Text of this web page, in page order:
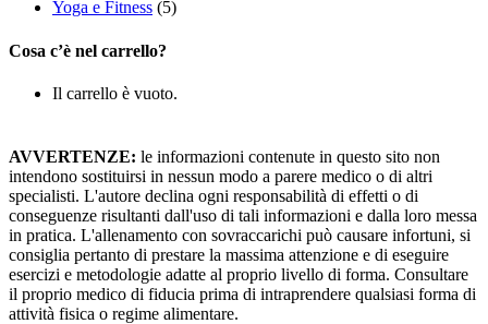
Yoga e Fitness (5)
Cosa c’è nel carrello?
Il carrello è vuoto.
AVVERTENZE: le informazioni contenute in questo sito non
intendono sostituirsi in nessun modo a parere medico o di altri
specialisti. L'autore declina ogni responsabilità di effetti o di
conseguenze risultanti dall'uso di tali informazioni e dalla loro messa
in pratica. L'allenamento con sovraccarichi può causare infortuni, si
consiglia pertanto di prestare la massima attenzione e di eseguire
esercizi e metodologie adatte al proprio livello di forma. Consultare
il proprio medico di fiducia prima di intraprendere qualsiasi forma di
attività fisica o regime alimentare.